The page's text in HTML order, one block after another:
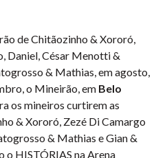
de Chitãozinho & Xororó,
Daniel, César Menotti &
& Mathias, em agosto,
o Mineirão, em Belo
os mineiros curtirem as
& Xororó, Zezé Di Camargo
& Mathias e Gian &
o HISTÓRIAS na Arena